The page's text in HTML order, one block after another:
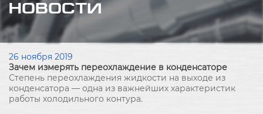
НОВОСТИ
26 ноября 2019
Зачем измерять переохлаждение в конденсаторе
Степень переохлаждения жидкости на выходе из
конденсатора — одна из важнейших характеристик
работы холодильного контура.